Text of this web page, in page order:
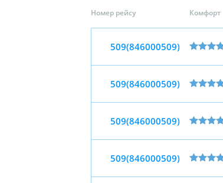
Номер рейсу Комфорт
509(846000509)
509(846000509)
509(846000509)
509(846000509)